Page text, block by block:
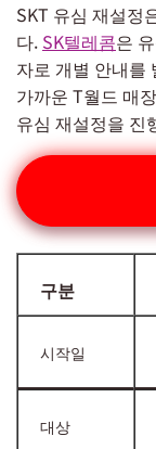
SKT 유심 재설정
다. SK텔레콤은
자로 개별 안내를
가까운 T월드 매
유심 재설정을 진
구분
시작일
대상